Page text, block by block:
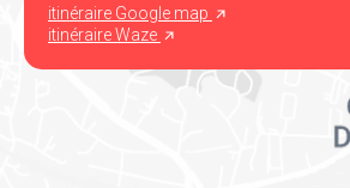
itinéraire Google map
itinéraire Waze